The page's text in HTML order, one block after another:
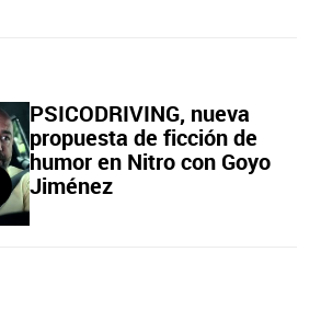
PSICODRIVING, nueva
propuesta de ficción de
humor en Nitro con Goyo
Jiménez